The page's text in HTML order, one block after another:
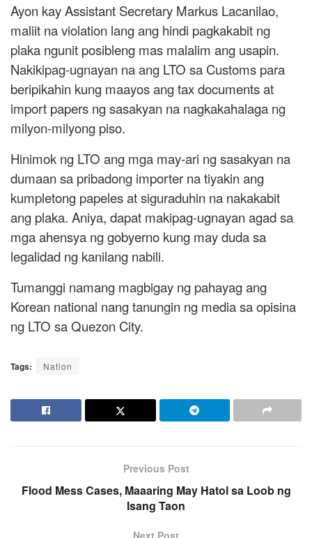
Ayon kay Assistant Secretary Markus Lacanilao,
maliit na violation lang ang hindi pagkakabit ng
plaka ngunit posibleng mas malalim ang usapin.
Nakikipag-ugnayan na ang LTO sa Customs para
beripikahin kung maayos ang tax documents at
import papers ng sasakyan na nagkakahalaga ng
milyon-milyong piso.
Hinimok ng LTO ang mga may-ari ng sasakyan na
dumaan sa pribadong importer na tiyakin ang
kumpletong papeles at siguraduhin na nakakabit
ang plaka. Aniya, dapat makipag-ugnayan agad sa
mga ahensya ng gobyerno kung may duda sa
legalidad ng kanilang nabili.
Tumanggi namang magbigay ng pahayag ang
Korean national nang tanungin ng media sa opisina
ng LTO sa Quezon City.
Tags: Nation
Previous Post
Flood Mess Cases, Maaaring May Hatol sa Loob ng
Isang Taon
Next Post